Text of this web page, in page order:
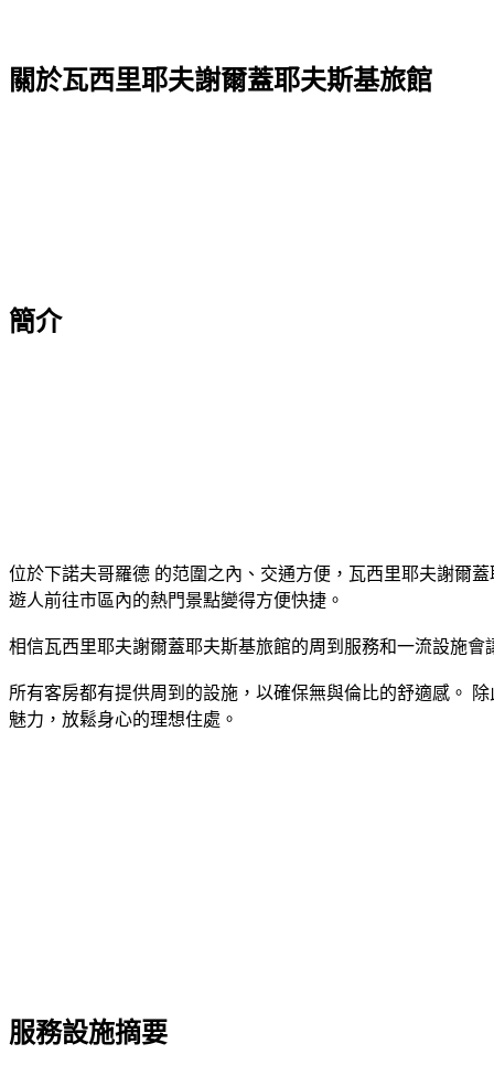
關於瓦西里耶夫謝爾蓋耶夫斯基旅館
簡介
位於下諾夫哥羅德 的范圍之內、交通方便，瓦西里耶夫謝爾
遊人前往市區內的熱門景點變得方便快捷。
相信瓦西里耶夫謝爾蓋耶夫斯基旅館的周到服務和一流設施
所有客房都有提供周到的設施，以確保無與倫比的舒適感。
魅力，放鬆身心的理想住處。
服務設施摘要